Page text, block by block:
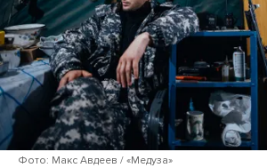
Фото: Макс Авдеев / «Медуза»